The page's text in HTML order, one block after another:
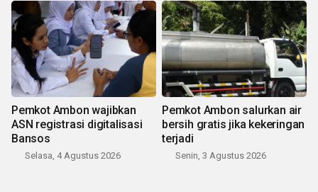
Pemkot Ambon wajibkan
ASN registrasi digitalisasi
Bansos
Selasa, 4 Agustus 2026
Pemkot Ambon salurkan air
bersih gratis jika kekeringan
terjadi
Senin, 3 Agustus 2026